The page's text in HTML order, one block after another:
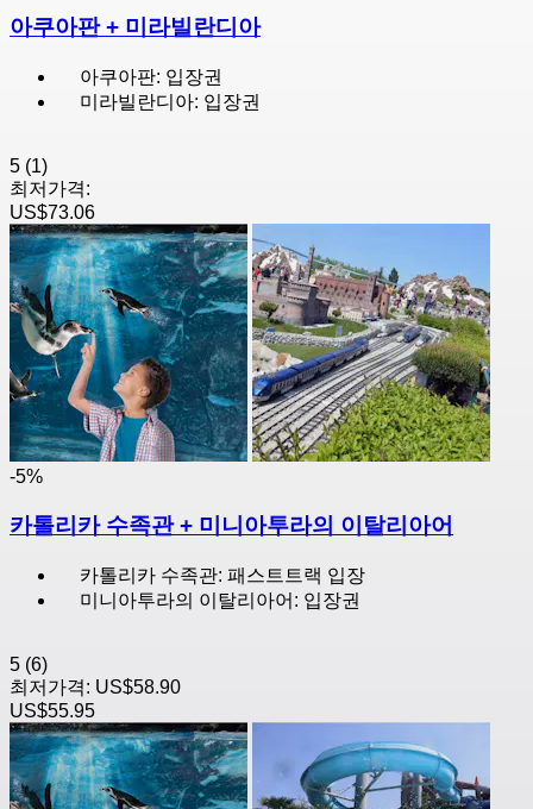
아쿠아판 + 미라빌란디아
아쿠아판: 입장권
미라빌란디아: 입장권
5 (1)
최저가격:
US$73.06
-5%
카톨리카 수족관 + 미니아투라의 이탈리아어
카톨리카 수족관: 패스트트랙 입장
미니아투라의 이탈리아어: 입장권
5 (6)
최저가격: US$58.90
US$55.95